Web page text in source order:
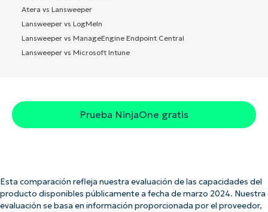
Atera vs Lansweeper
Lansweeper vs LogMeIn
Lansweeper vs ManageEngine Endpoint Central
Lansweeper vs Microsoft Intune
Prueba NinjaOne gratis
Esta comparación refleja nuestra evaluación de las capacidades del
producto disponibles públicamente a fecha de marzo 2024. Nuestra
evaluación se basa en información proporcionada por el proveedor,